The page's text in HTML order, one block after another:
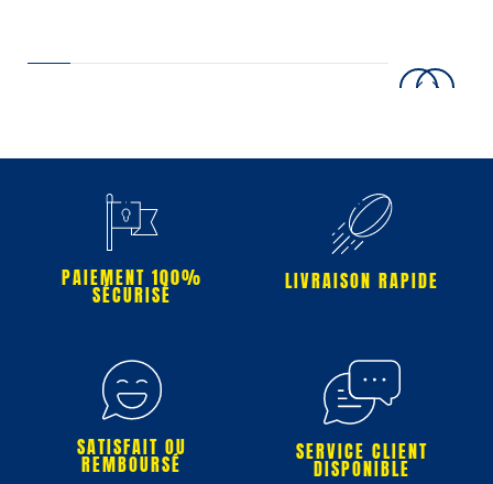
PAIEMENT 100%
SÉCURISÉ
LIVRAISON RAPIDE
SATISFAIT OU
REMBOURSÉ SERVICE CLIENT
DISPONIBLE